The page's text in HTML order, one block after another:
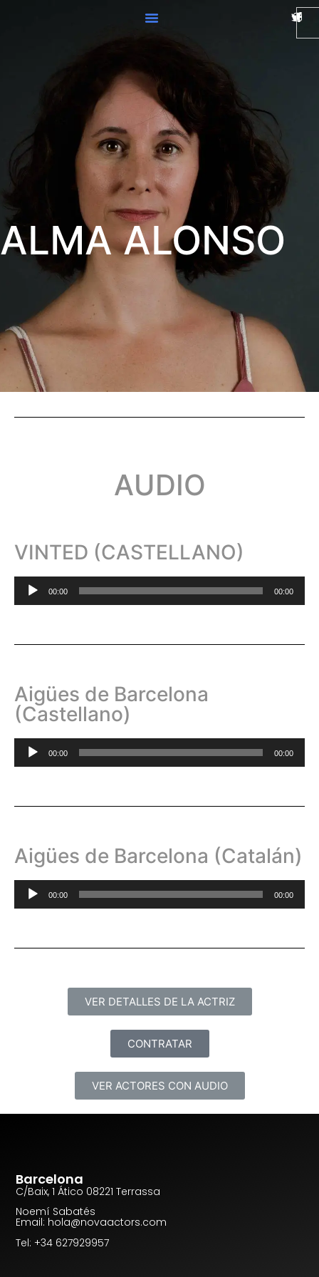
ALMA ALONSO
AUDIO
VINTED (CASTELLANO)
Reproductor
de
00:00 00:00
Aigües de Barcelona
(Castellano)
Reproductor
de
00:00 00:00
Aigües de Barcelona (Catalán)
Reproductor
de
00:00 00:00
VER DETALLES DE LA ACTRIZ
CONTRATAR
VER ACTORES CON AUDIO
Barcelona
C/Baix, 1 Ático 08221 Terrassa
Noemí Sabatés
Email: hola@novaactors.com
Tel: +34 627929957